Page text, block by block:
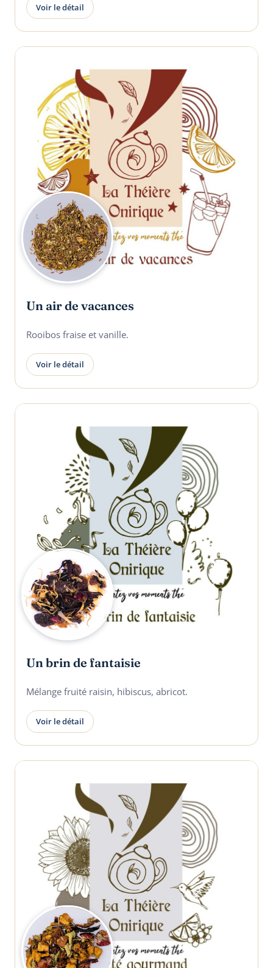
Voir le détail
Un air de vacances
Rooibos fraise et vanille.
Voir le détail
Un brin de fantaisie
Mélange fruité raisin, hibiscus, abricot.
Voir le détail